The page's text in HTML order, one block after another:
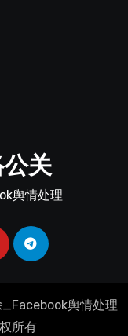
关
舆情处理
舆情处理
所有